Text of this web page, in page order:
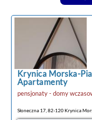
Krynica Morska-
Apartamenty
pensjonaty - domy
Słoneczna 17, 82-120 Krynica